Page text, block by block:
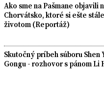
Ako sme na Pašmane objavili
Chorvátsko, ktoré si ešte
životom (Reportáž)
Skutočný príbeh súboru Shen
Gongu - rozhovor s pánom Li